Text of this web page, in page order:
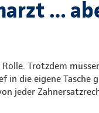
…
Trotzdem
in die eigene Tasche
jeder